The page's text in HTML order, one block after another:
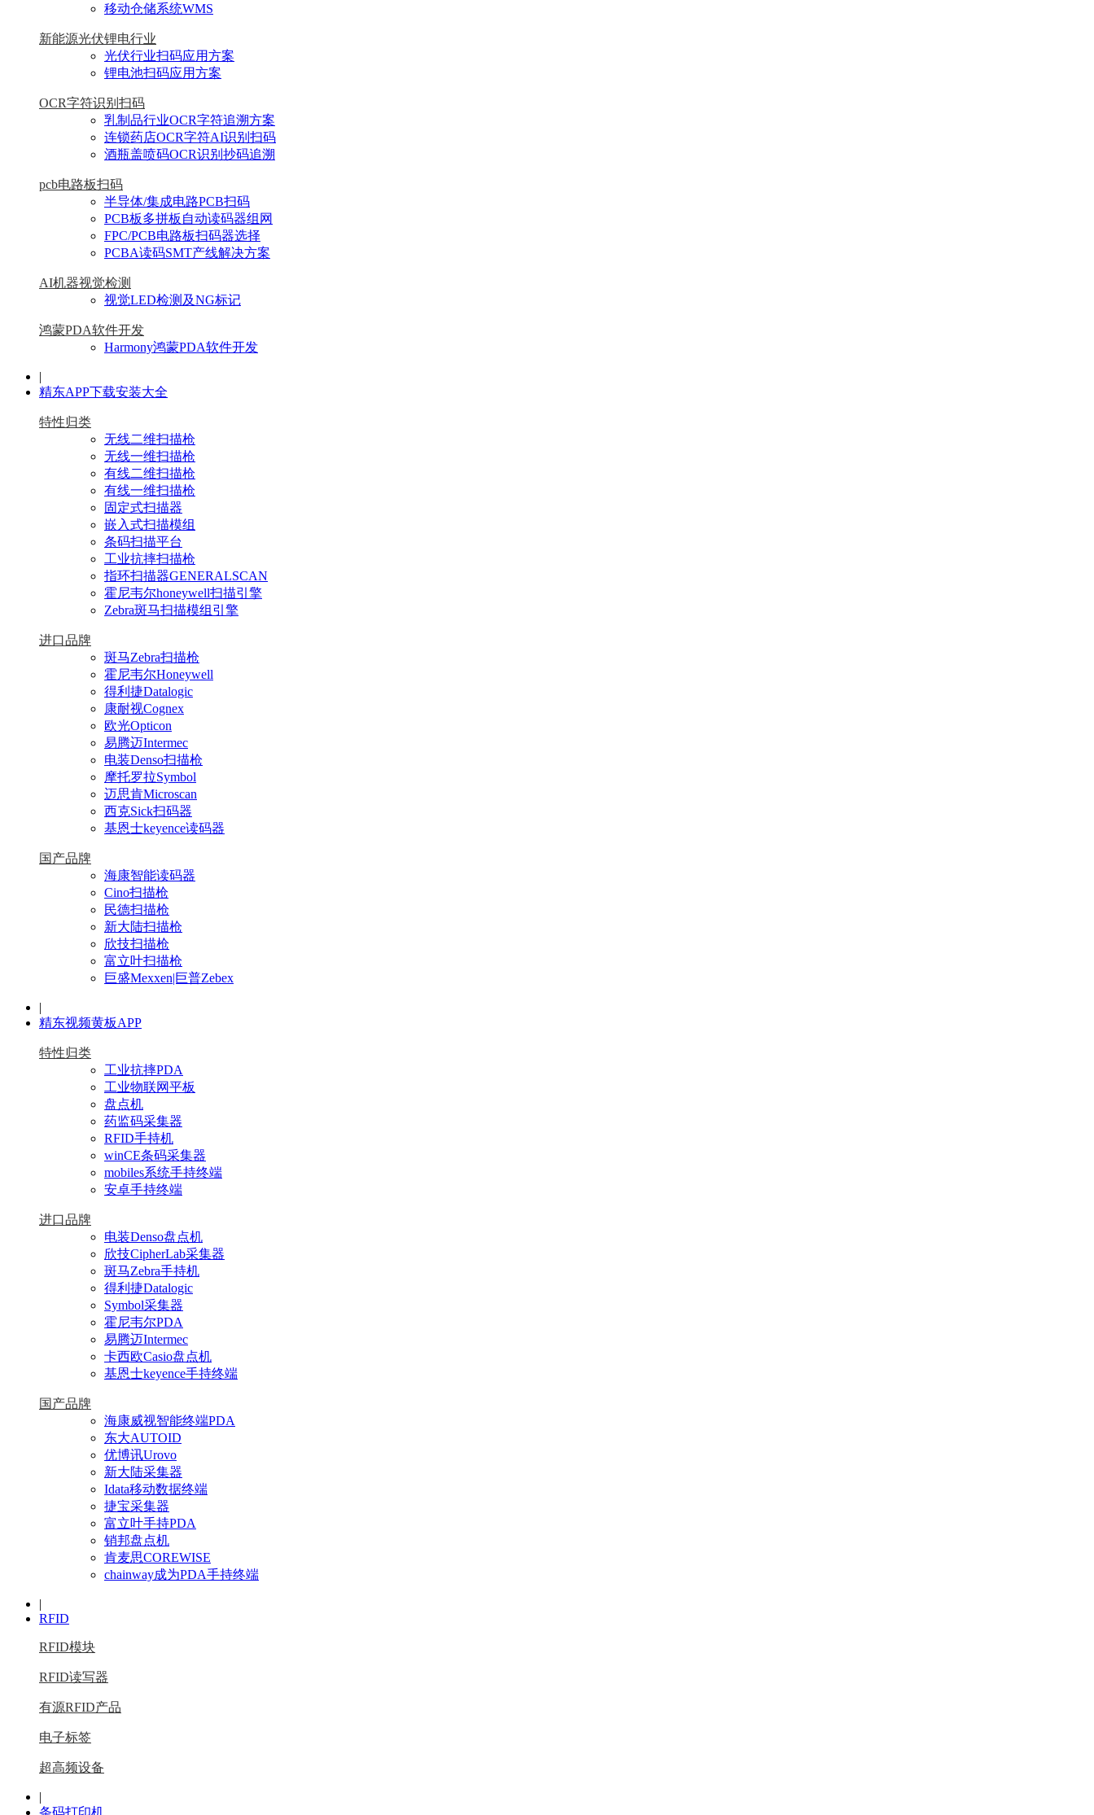
移动仓储系统WMS
新能源光伏锂电行业
光伏行业扫码应用方案
锂电池扫码应用方案
OCR字符识别扫码
乳制品行业OCR字符追溯方案
连锁药店OCR字符AI识别扫码
酒瓶盖喷码OCR识别抄码追溯
pcb电路板扫码
半导体/集成电路PCB扫码
PCB板多拼板自动读码器组网
FPC/PCB电路板扫码器选择
PCBA读码SMT产线解决方案
AI机器视觉检测
视觉LED检测及NG标记
鸿蒙PDA软件开发
Harmony鸿蒙PDA软件开发
|
精东APP下载安装大全
特性归类
无线二维扫描枪
无线一维扫描枪
有线二维扫描枪
有线一维扫描枪
固定式扫描器
嵌入式扫描模组
条码扫描平台
工业抗摔扫描枪
指环扫描器GENERALSCAN
霍尼韦尔honeywell扫描引擎
Zebra斑马扫描模组引擎
进口品牌
斑马Zebra扫描枪
霍尼韦尔Honeywell
得利捷Datalogic
康耐视Cognex
欧光Opticon
易腾迈Intermec
电装Denso扫描枪
摩托罗拉Symbol
迈思肯Microscan
西克Sick扫码器
基恩士keyence读码器
国产品牌
海康智能读码器
Cino扫描枪
民德扫描枪
新大陆扫描枪
欣技扫描枪
富立叶扫描枪
巨盛Mexxen|巨普Zebex
|
精东视频黄板APP
特性归类
工业抗摔PDA
工业物联网平板
盘点机
药监码采集器
RFID手持机
winCE条码采集器
mobiles系统手持终端
安卓手持终端
进口品牌
电装Denso盘点机
欣技CipherLab采集器
斑马Zebra手持机
得利捷Datalogic
Symbol采集器
霍尼韦尔PDA
易腾迈Intermec
卡西欧Casio盘点机
基恩士keyence手持终端
国产品牌
海康威视智能终端PDA
东大AUTOID
优博讯Urovo
新大陆采集器
Idata移动数据终端
捷宝采集器
富立叶手持PDA
销邦盘点机
肯麦思COREWISE
chainway成为PDA手持终端
|
RFID
RFID模块
RFID读写器
有源RFID产品
电子标签
超高频设备
|
条码打印机